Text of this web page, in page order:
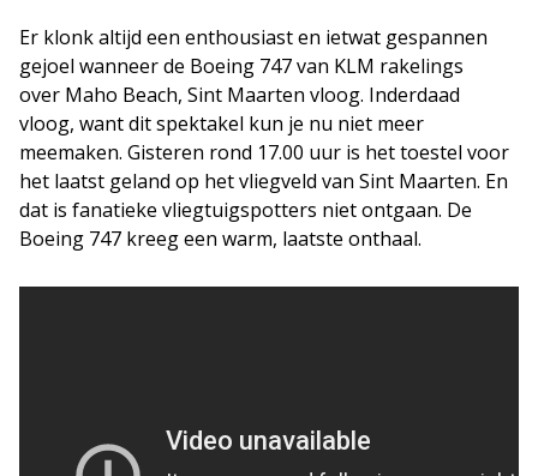
Er klonk altijd een enthousiast en ietwat gespannen
gejoel wanneer de Boeing 747 van KLM rakelings
over Maho Beach, Sint Maarten vloog. Inderdaad
vloog, want dit spektakel kun je nu niet meer
meemaken. Gisteren rond 17.00 uur is het toestel voor
het laatst geland op het vliegveld van Sint Maarten. En
dat is fanatieke vliegtuigspotters niet ontgaan. De
Boeing 747 kreeg een warm, laatste onthaal.